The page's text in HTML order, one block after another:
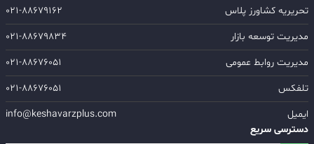
تحریریه کشاورز پلاس
۰۲۱-۸۸۶۷۹۱۶۲
مدیریت توسعه بازار
۰۲۱-۸۸۶۷۹۸۳۴
مدیریت روابط عمومی
۰۲۱-۸۸۶۷۶۰۵۱
تلفکس
۰۲۱-۸۸۶۷۶۰۵۱
ایمیل
info@keshavarzplus.com
دسترسی سریع